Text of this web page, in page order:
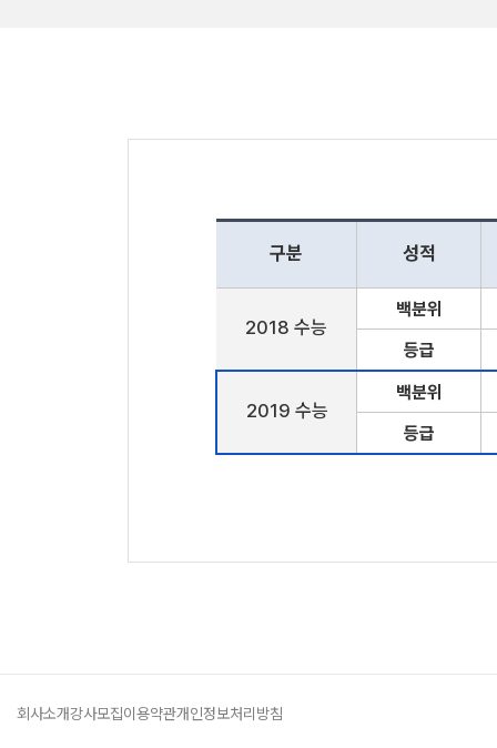
구분 성적
2018 수능
백분위
등급
2019 수능
백분위
등급
회사소개강사모집이용약관개인정보처리방침